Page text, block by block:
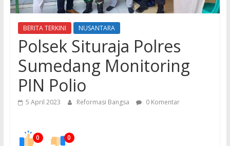
BERITA TERKINI NUSANTARA
Polsek Situraja Polres
Sumedang Monitoring
PIN Polio
5 April 2023 Reformasi Bangsa 0 Komentar
0 0